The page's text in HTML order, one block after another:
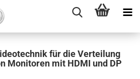
für die Verteilung
Monitoren mit HDMI und DP